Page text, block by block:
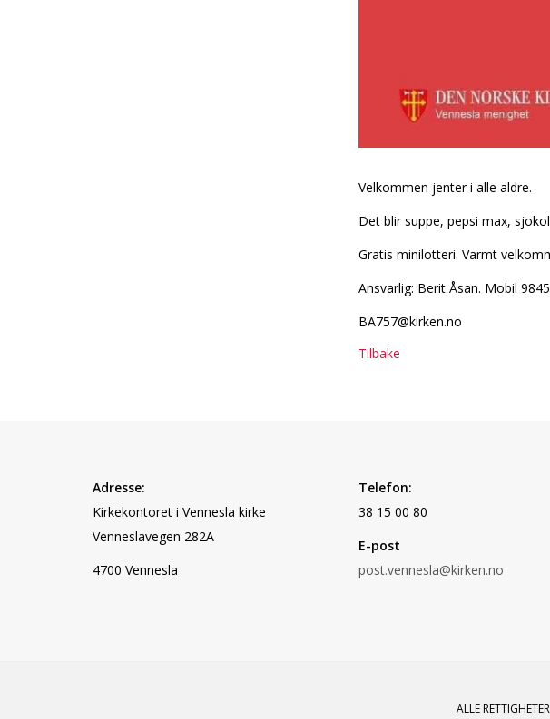
Velkommen jenter i alle aldre.
Det blir suppe, pepsi max,
Gratis minilotteri. Varmt
Ansvarlig: Berit Åsan. Mobil
BA757@kirken.no
Tilbake
Adresse:
Kirkekontoret i Vennesla kirke
Venneslavegen 282A
4700 Vennesla
Telefon:
38 15 00 80
E-post
post.vennesla@kirken.no
ALLE